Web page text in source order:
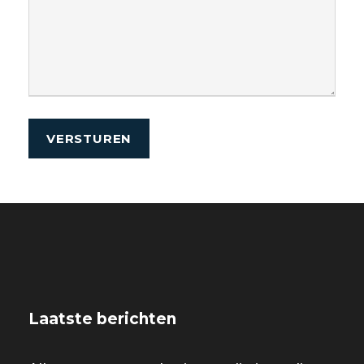
Laatste berichten